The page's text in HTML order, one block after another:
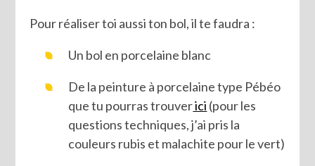
Pour réaliser toi aussi ton bol, il te faudra :
Un bol en porcelaine blanc
De la peinture à porcelaine type Pébéo
que tu pourras trouverici (pour les
questions techniques, j’ai pris la
couleurs rubis et malachite pour le vert)